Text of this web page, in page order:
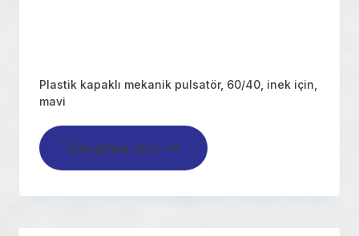
Plastik kapaklı mekanik pulsatör, 60/40, inek için,
mavi
Devamını oku